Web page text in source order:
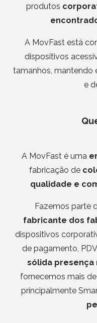
produtos
A MovFast está
dispositivos
tamanhos, mantendo
e
A MovFast é uma
fabricação de
qualidade e
Fazemos parte
fabricante dos
dispositivos
de pagamento,
sólida presença
fornecemos mais de
principalmente